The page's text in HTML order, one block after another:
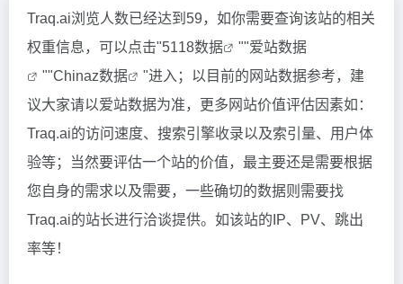
Traq.ai浏览人数已经达到59，如你需要查询该站的相关
权重信息，可以点击"5118数据 ""爱站数据
""Chinaz数据
"进入；以目前的网站数据参考，建
议大家请以爱站数据为准，更多网站价值评估因素如：
Traq.ai的访问速度、搜索引擎收录以及索引量、用户体
验等；当然要评估一个站的价值，最主要还是需要根据
您自身的需求以及需要，一些确切的数据则需要找
Traq.ai的站长进行洽谈提供。如该站的IP、PV、跳出
率等！